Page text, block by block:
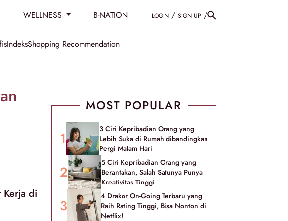
WELLNESS B-NATION LOGIN / SIGN UP /
IndeksShopping Recommendation
Kerja di
MOST POPULAR
3 Ciri Kepribadian Orang yang
Lebih Suka di Rumah dibandingkan
Pergi Malam Hari
5 Ciri Kepribadian Orang yang
Berantakan, Salah Satunya Punya
Kreativitas Tinggi
4 Drakor On-Going Terbaru yang
Raih Rating Tinggi, Bisa Nonton di
Netflix!